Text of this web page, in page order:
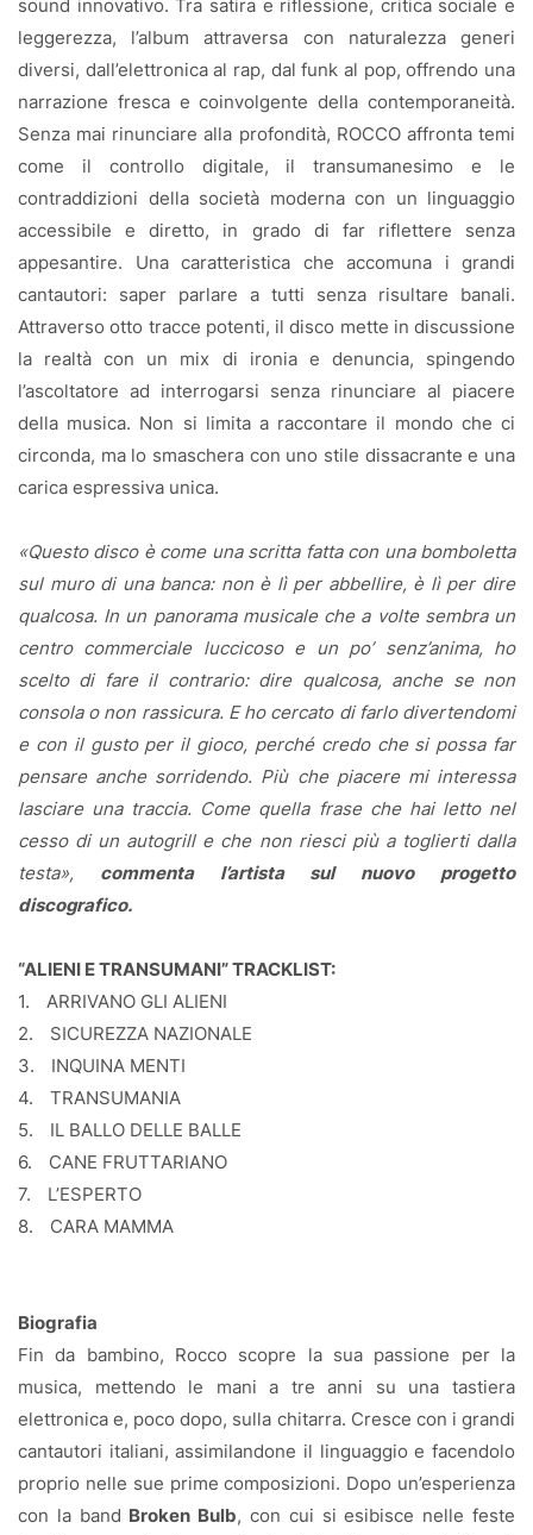
sound innovativo. Tra satira e riflessione, critica sociale e
leggerezza, l’album attraversa con naturalezza generi
diversi, dall’elettronica al rap, dal funk al pop, offrendo una
narrazione fresca e coinvolgente della contemporaneità.
Senza mai rinunciare alla profondità, ROCCO affronta temi
come il controllo digitale, il transumanesimo e le
contraddizioni della società moderna con un linguaggio
accessibile e diretto, in grado di far riflettere senza
appesantire. Una caratteristica che accomuna i grandi
cantautori: saper parlare a tutti senza risultare banali.
Attraverso otto tracce potenti, il disco mette in discussione
la realtà con un mix di ironia e denuncia, spingendo
l’ascoltatore ad interrogarsi senza rinunciare al piacere
della musica. Non si limita a raccontare il mondo che ci
circonda, ma lo smaschera con uno stile dissacrante e una
carica espressiva unica.
«Questo disco è come una scritta fatta con una bomboletta
sul muro di una banca: non è lì per abbellire, è lì per dire
qualcosa. In un panorama musicale che a volte sembra un
centro commerciale luccicoso e un po’ senz’anima, ho
scelto di fare il contrario: dire qualcosa, anche se non
consola o non rassicura. E ho cercato di farlo divertendomi
e con il gusto per il gioco, perché credo che si possa far
pensare anche sorridendo. Più che piacere mi interessa
lasciare una traccia. Come quella frase che hai letto nel
cesso di un autogrill e che non riesci più a toglierti dalla
testa», commenta l’artista sul nuovo progetto
discografico.
“ALIENI E TRANSUMANI” TRACKLIST:
1.
ARRIVANO GLI ALIENI
2.
SICUREZZA NAZIONALE
3.
INQUINA MENTI
4.
TRANSUMANIA
5.
IL BALLO DELLE BALLE
6.
CANE FRUTTARIANO
7.
L’ESPERTO
8.
CARA MAMMA
Biografia
Fin da bambino, Rocco scopre la sua passione per la
musica, mettendo le mani a tre anni su una tastiera
elettronica e, poco dopo, sulla chitarra. Cresce con i grandi
cantautori italiani, assimilandone il linguaggio e facendolo
proprio nelle sue prime composizioni. Dopo un’esperienza
con la band Broken Bulb, con cui si esibisce nelle feste